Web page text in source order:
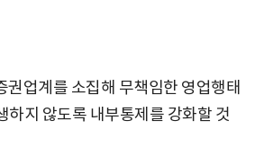
권업계를 소집해 무책임한 영업행태
하지 않도록 내부통제를 강화할 것